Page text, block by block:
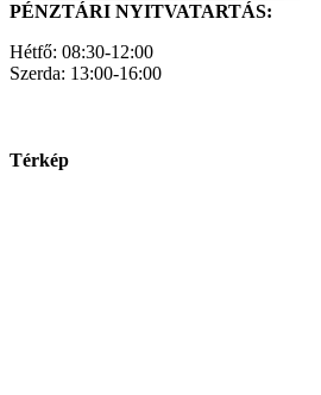
PÉNZTÁRI NYITVATARTÁS:
Hétfő: 08:30-12:00
Szerda: 13:00-16:00
Térkép